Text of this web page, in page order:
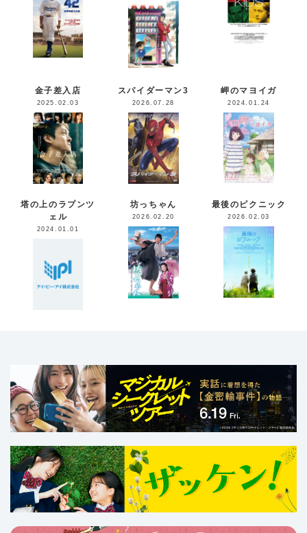
金子差入店
2025.02.03
スパイダーマン3
2026.07.28
岬のマヨイガ
2024.01.24
塔の上のラプンツ
ェル
2024.01.01
坊っちゃん
2026.02.20
最後のピクニック
2026.02.03